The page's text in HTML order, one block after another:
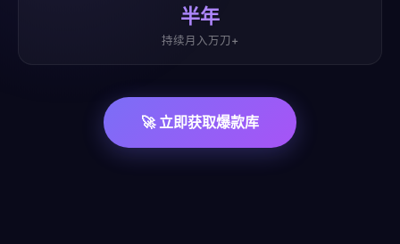
半年
持续月入万刀+
🚀 立即获取爆款库